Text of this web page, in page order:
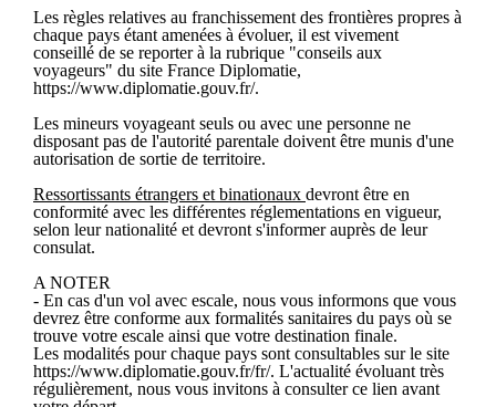
Les règles relatives au franchissement des frontières propres à
chaque pays étant amenées à évoluer, il est vivement
conseillé de se reporter à la rubrique "conseils aux
voyageurs" du site France Diplomatie,
https://www.diplomatie.gouv.fr/.
Les mineurs voyageant seuls ou avec une personne ne
disposant pas de l'autorité parentale doivent être munis d'une
autorisation de sortie de territoire.
Ressortissants étrangers et binationaux devront être en
conformité avec les différentes réglementations en vigueur,
selon leur nationalité et devront s'informer auprès de leur
consulat.
A NOTER
- En cas d'un vol avec escale, nous vous informons que vous
devrez être conforme aux formalités sanitaires du pays où se
trouve votre escale ainsi que votre destination finale.
Les modalités pour chaque pays sont consultables sur le site
https://www.diplomatie.gouv.fr/fr/. L'actualité évoluant très
régulièrement, nous vous invitons à consulter ce lien avant